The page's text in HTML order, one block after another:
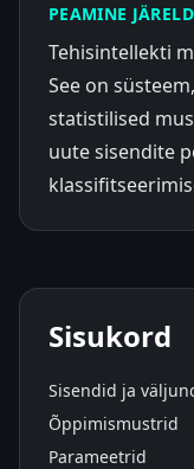
PEAMINE
Tehisintellekti
See on
statistilised
uute sisendite
Sisukord
Sisendid ja
Õppimismustrid
Parameetrid